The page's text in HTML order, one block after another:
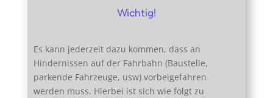
Wichtig!
Es kann jederzeit dazu kommen, dass an
Hindernissen auf der Fahrbahn (Baustelle,
parkende Fahrzeuge, usw) vorbeigefahren
werden muss. Hierbei ist sich wie folgt zu